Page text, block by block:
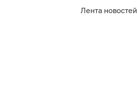
Лента новостей